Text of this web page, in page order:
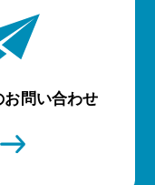
お問い合わせ